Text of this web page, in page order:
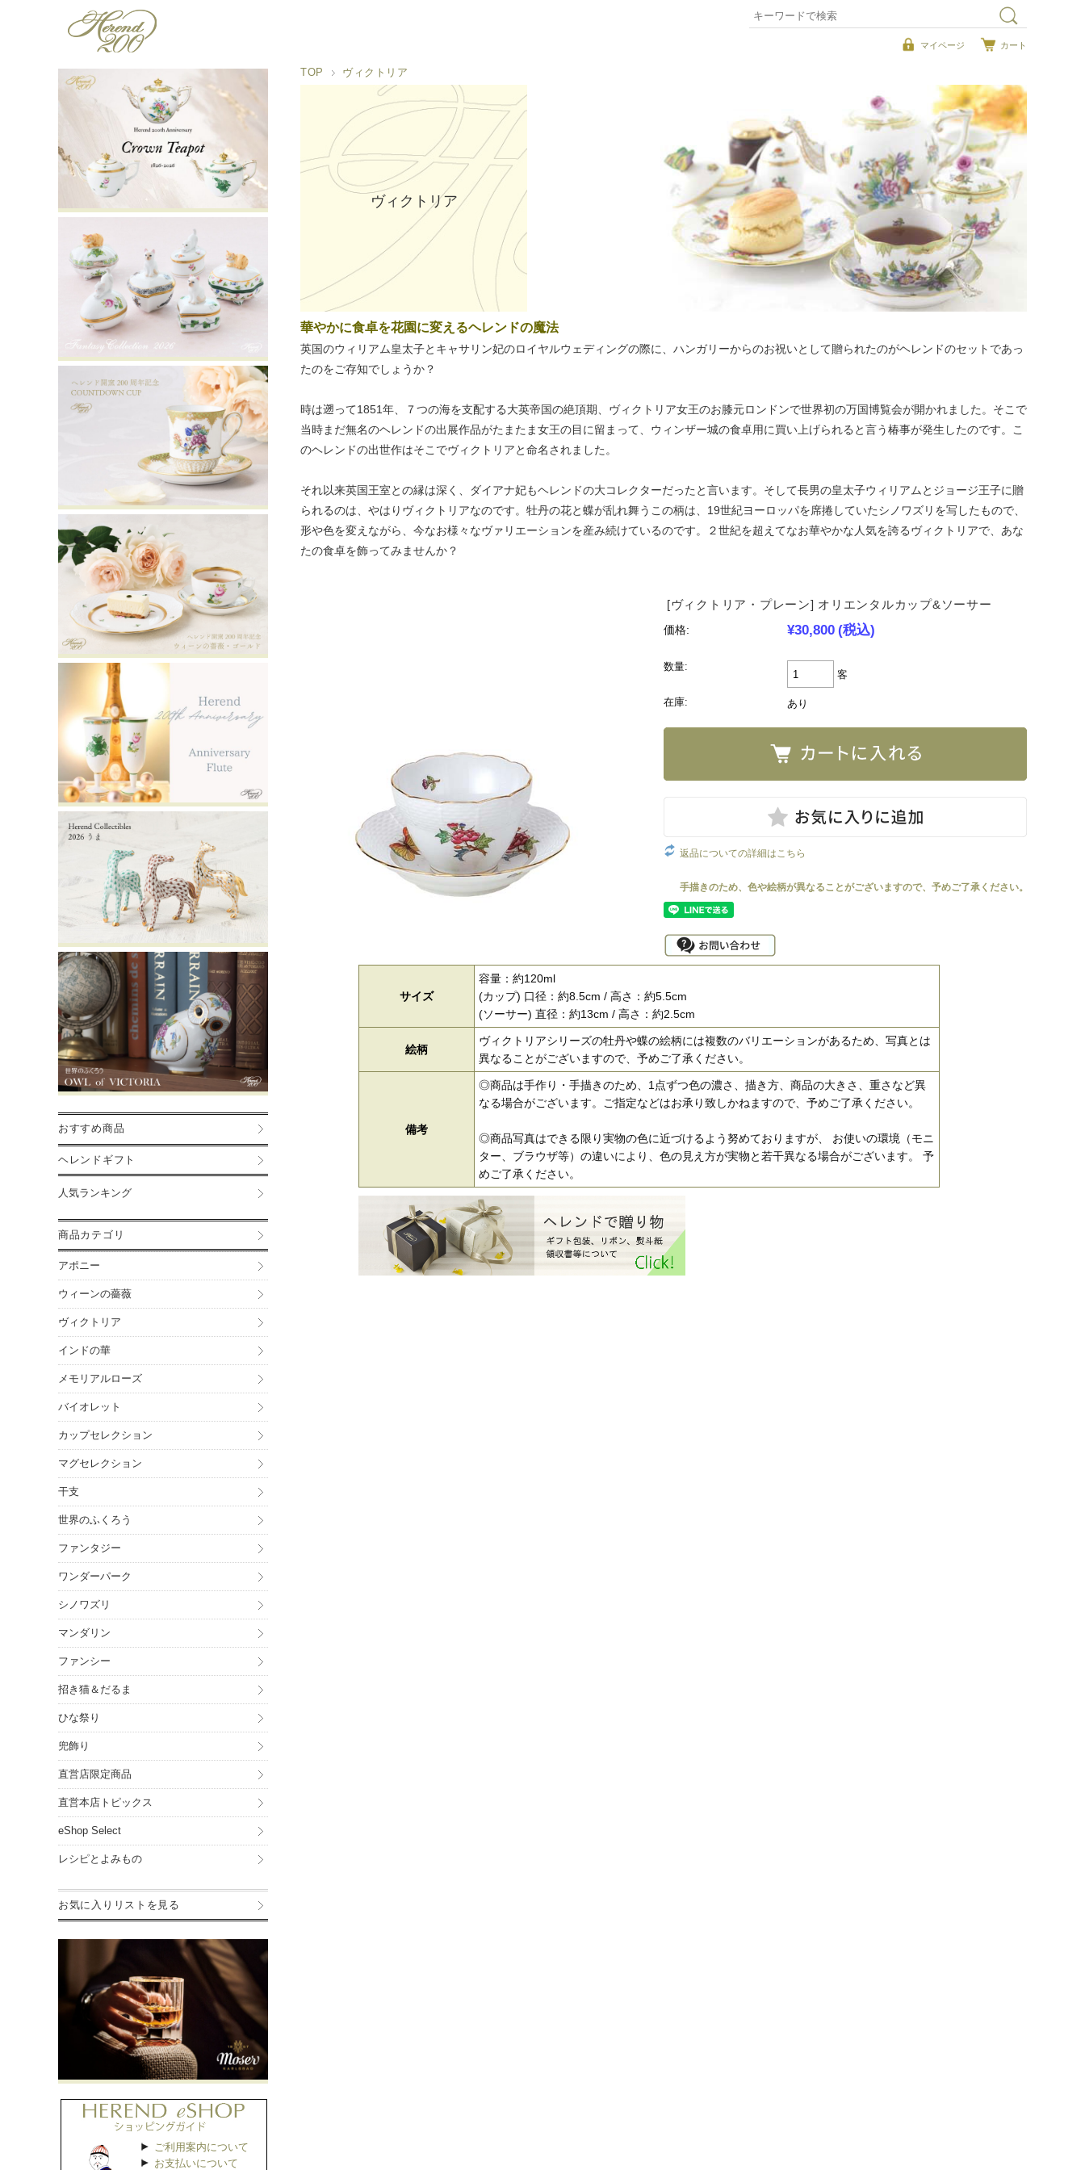
マイページ カート
TOP ヴィクトリア
ヴィクトリア
華やかに食卓を花園に変えるヘレンドの魔法
英国のウィリアム皇太子とキャサリン妃のロイヤルウェディングの際に、ハンガリーからのお祝いとして贈られたのがヘレンドのセットであっ
たのをご存知でしょうか？
時は遡って1851年、７つの海を支配する大英帝国の絶頂期、ヴィクトリア女王のお膝元ロンドンで世界初の万国博覧会が開かれました。そこで
当時まだ無名のヘレンドの出展作品がたまたま女王の目に留まって、ウィンザー城の食卓用に買い上げられると言う椿事が発生したのです。こ
のヘレンドの出世作はそこでヴィクトリアと命名されました。
それ以来英国王室との縁は深く、ダイアナ妃もヘレンドの大コレクターだったと言います。そして長男の皇太子ウィリアムとジョージ王子に贈
られるのは、やはりヴィクトリアなのです。牡丹の花と蝶が乱れ舞うこの柄は、19世紀ヨーロッパを席捲していたシノワズリを写したもので、
形や色を変えながら、今なお様々なヴァリエーションを産み続けているのです。２世紀を超えてなお華やかな人気を誇るヴィクトリアで、あな
たの食卓を飾ってみませんか？
[ヴィクトリア・プレーン] オリエンタルカップ&ソーサー
価格:
¥30,800 (税込)
数量:
客
在庫: あり
返品についての詳細はこちら
サイズ
容量：約120ml
(カップ) 口径：約8.5cm / 高さ：約5.5cm
(ソーサー) 直径：約13cm / 高さ：約2.5cm
絵柄
ヴィクトリアシリーズの牡丹や蝶の絵柄には複数のバリエーションがあるため、写真とは
異なることがございますので、予めご了承ください。
備考
◎商品は手作り・手描きのため、1点ずつ色の濃さ、描き方、商品の大きさ、重さなど異
なる場合がございます。ご指定などはお承り致しかねますので、予めご了承ください。
◎商品写真はできる限り実物の色に近づけるよう努めておりますが、 お使いの環境（モニ
ター、ブラウザ等）の違いにより、色の見え方が実物と若干異なる場合がございます。 予
めご了承ください。
おすすめ商品
ヘレンドギフト
人気ランキング
商品カテゴリ
アポニー
ウィーンの薔薇
ヴィクトリア
インドの華
メモリアルローズ
バイオレット
カップセレクション
マグセレクション
干支
世界のふくろう
ファンタジー
ワンダーパーク
シノワズリ
マンダリン
ファンシー
招き猫＆だるま
ひな祭り
兜飾り
直営店限定商品
直営本店トピックス
eShop Select
レシピとよみもの
お気に入りリストを見る
ご利用案内について
お支払いについて